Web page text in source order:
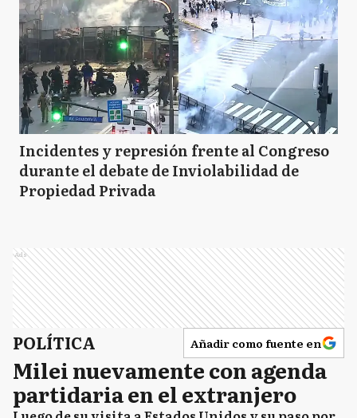
Incidentes y represión frente al Congreso
durante el debate de Inviolabilidad de
Propiedad Privada
Ads
POLÍTICA Añadir como fuente en
Milei nuevamente con agenda
partidaria en el extranjero